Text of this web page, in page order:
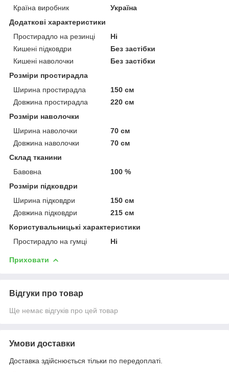
Країна виробник
Україна
Додаткові характеристики
Простирадло на резинці
Ні
Кишені підковдри
Без застібки
Кишені наволочки
Без застібки
Розміри простирадла
Ширина простирадла
150 см
Довжина простирадла
220 см
Розміри наволочки
Ширина наволочки
70 см
Довжина наволочки
70 см
Склад тканини
Бавовна
100 %
Розміри підковдри
Ширина підковдри
150 см
Довжина підковдри
215 см
Користувальницькі характеристики
Простирадло на гумці
Ні
Приховати
Відгуки про товар
Ще немає відгуків про цей товар
Умови доставки
Доставка здійснюється тільки по передоплаті.